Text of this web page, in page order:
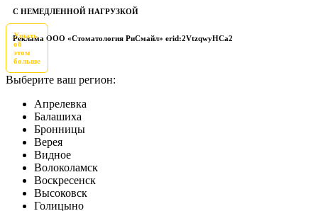
С НЕМЕДЛЕННОЙ НАГРУЗКОЙ
Реклама ООО «Стоматология РиСмайл» erid:2VtzqwyHCa2
Узнать
об
этом
больше
Выберите ваш регион:
Апрелевка
Балашиха
Бронницы
Верея
Видное
Волоколамск
Воскресенск
Высоковск
Голицыно